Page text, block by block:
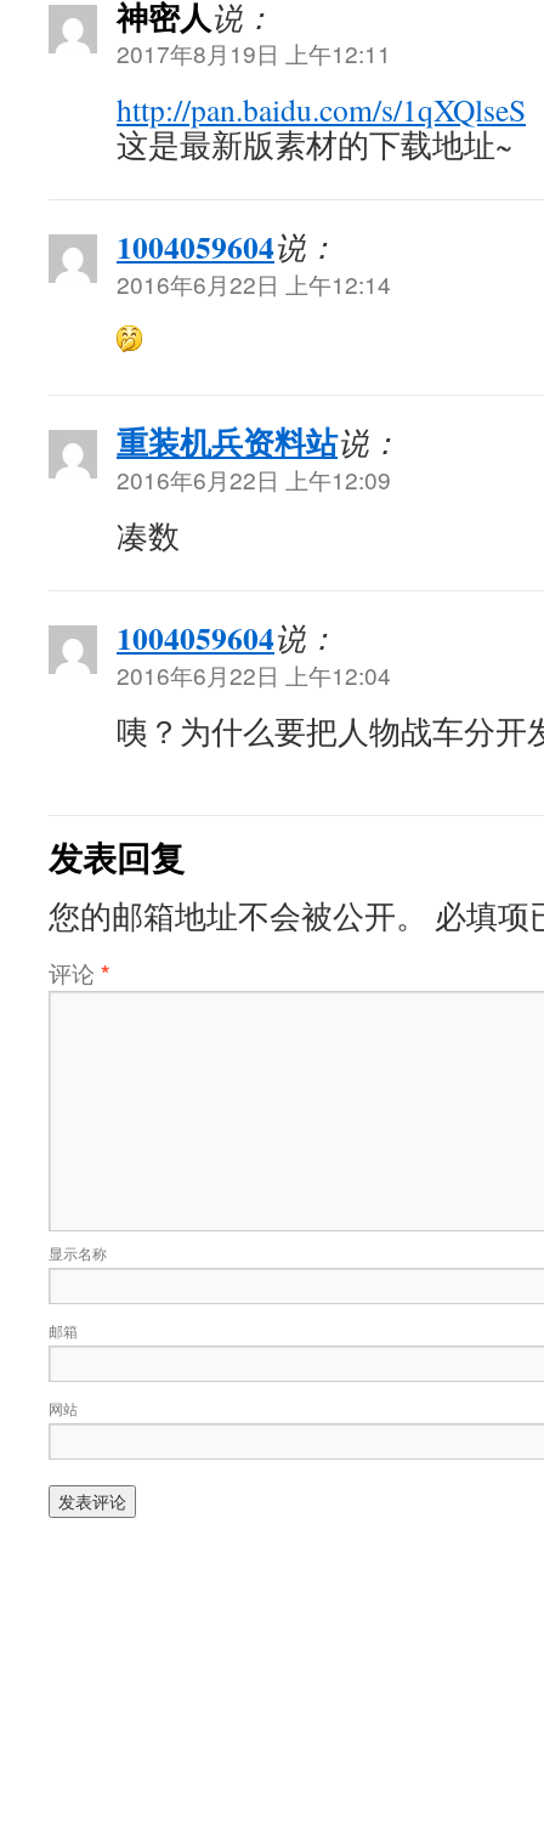
神密人说：
2017年8月19日 上午12:11
http://pan.baidu.com/s/1qXQlseS
这是最新版素材的下载地址~
1004059604说：
2016年6月22日 上午12:14
重装机兵资料站说：
2016年6月22日 上午12:09
凑数
1004059604说：
2016年6月22日 上午12:04
咦？为什么要把人物战车分开
发表回复
您的邮箱地址不会被公开。 必填项
评论 *
显示名称
邮箱
网站